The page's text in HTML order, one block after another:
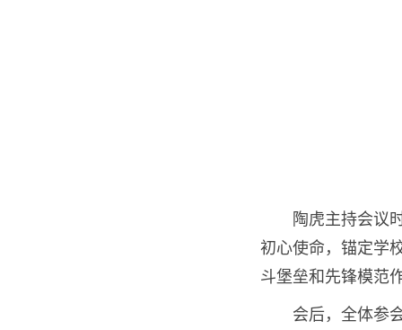
陶虎主持会议
初心使命，锚定学
斗堡垒和先锋模范
会后，全体参